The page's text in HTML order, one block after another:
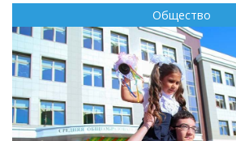
Общество